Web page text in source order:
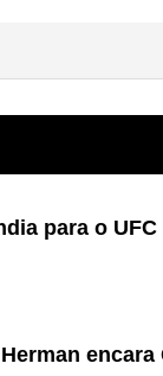
para o